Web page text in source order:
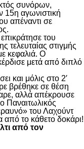
συνόρων,
15η αγωνιστική
απέναντι σε
του
τελευταίας στιγμής
κεφαλιά. Ο
μετά από διπλό
και μόλις στο 2′
βρέθηκε σε θέση
αλλά απέκρουσε
Παναιτωλικός
του Λαχούντ
το κάθετο δοκάρι!
από τον